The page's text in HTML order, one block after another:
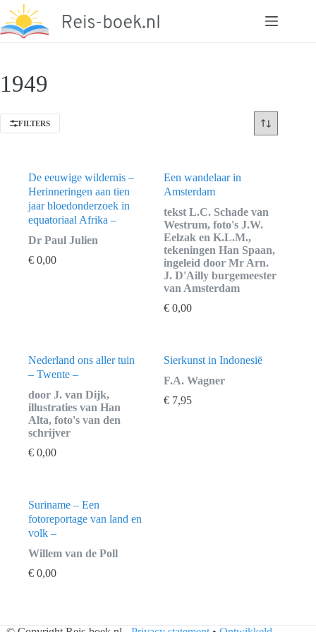
naar
de
1949
FILTERS
De eeuwige wildernis –
Herinneringen aan tien
jaar bloedonderzoek in
equatoriaal Afrika –
Dr Paul Julien
€ 0,00
Een wandelaar in
Amsterdam
tekst L.C. Schade van
Westrum, foto's J.W.
Eelzak en K.L.M.,
tekeningen Han Spaan,
ingeleid door Mr Arn.
J. D'Ailly burgemeester
van Amsterdam
€ 0,00
Nederland ons aller tuin
– Twente –
door J. van Dijk,
illustraties van Han
Alta, foto's van den
schrijver
€ 0,00
Sierkunst in Indonesië
F.A. Wagner
€ 7,95
Suriname – Een
fotoreportage van land en
volk –
Willem van de Poll
€ 0,00